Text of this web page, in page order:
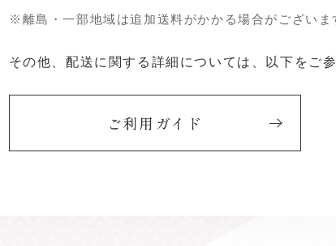
※離島・一部地域は追加送料がかかる場合がございま
その他、配送に関する詳細については、以下をご参
ご利用ガイド